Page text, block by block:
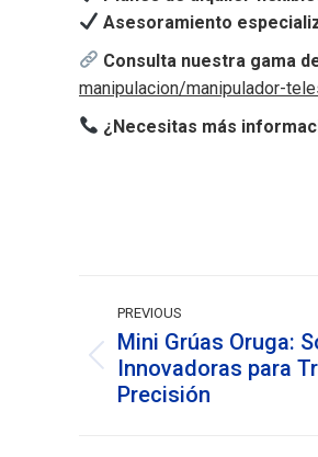
Asesoramiento
Consulta nuestra gama
manipulacion/manipulador-
¿Necesitas más
navigation
PREVIOUS
Previous
post:
Mini Grúas Oruga:
Innovadoras para
Precisión